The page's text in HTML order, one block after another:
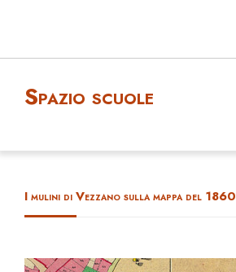
Spazio scuole
I mulini di Vezzano sulla mappa del 1860